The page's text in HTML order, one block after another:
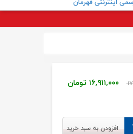
اینترنتی قهرمان
قیمت
بود.
۱۶,۹۱۱,۰۰۰ تومان
افزودن به سبد خرید